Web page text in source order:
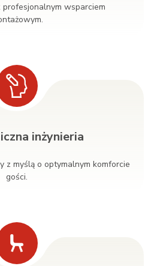
wsparciem
inżynieria
z myślą o optymalnym komforcie
gości.